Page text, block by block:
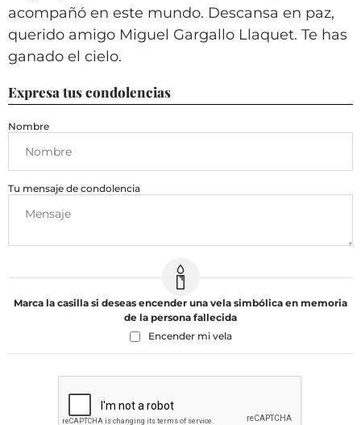
acompañó en este mundo. Descansa en paz,
querido amigo Miguel Gargallo Llaquet. Te has
ganado el cielo.
Expresa tus condolencias
Nombre
Tu mensaje de condolencia
Marca la casilla si deseas encender una vela simbólica en memoria
de la persona fallecida
Encender mi vela